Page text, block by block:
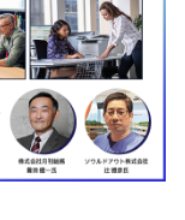
ト
ション
ル）